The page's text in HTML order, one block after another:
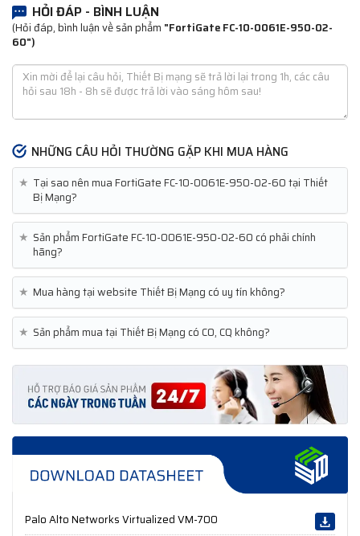
HỎI ĐÁP - BÌNH LUẬN
(Hỏi đáp, bình luận về sản phẩm "FortiGate FC-10-0061E-950-02-
60")
NHỮNG CÂU HỎI THƯỜNG GẶP KHI MUA HÀNG
★ Tại sao nên mua FortiGate FC-10-0061E-950-02-60 tại Thiết
Bị Mạng?
★ Sản phẩm FortiGate FC-10-0061E-950-02-60 có phải chính
hãng?
★ Mua hàng tại website Thiết Bị Mạng có uy tín không?
★ Sản phẩm mua tại Thiết Bị Mạng có CO, CQ không?
Palo Alto Networks Virtualized VM-700